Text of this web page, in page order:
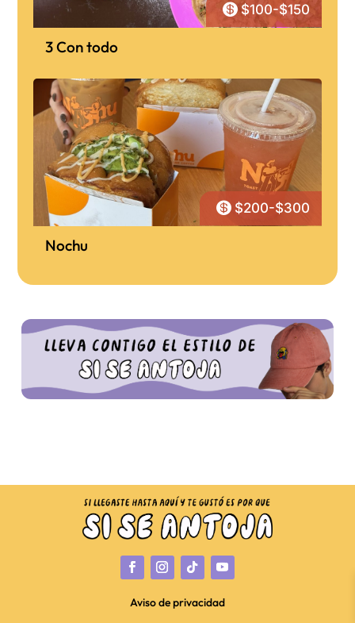
 $100-$150
3 Con todo
 $200-$300
Nochu
Aviso de privacidad